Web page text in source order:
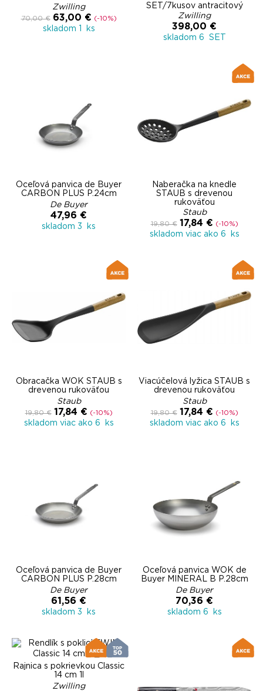
Zwilling
70,00 € 63,00 € (-10%)
skladom 1 ks
SET/7kusov antracitový
Zwilling
398,00 €
skladom 6 SET
Oceľová panvica de Buyer
CARBON PLUS P.24cm
De Buyer
47,96 €
skladom 3 ks
Naberačka na knedle
STAUB s drevenou
rukoväťou
Staub
19,80 € 17,84 € (-10%)
skladom viac ako 6 ks
Obracačka WOK STAUB s
drevenou rukoväťou
Staub
19,80 € 17,84 € (-10%)
skladom viac ako 6 ks
Viacúčelová lyžica STAUB s
drevenou rukoväťou
Staub
19,80 € 17,84 € (-10%)
skladom viac ako 6 ks
Oceľová panvica de Buyer
CARBON PLUS P.28cm
De Buyer
61,56 €
skladom 3 ks
Oceľová panvica WOK de
Buyer MINERAL B P.28cm
De Buyer
70,36 €
skladom 6 ks
Rajnica s pokrievkou Classic
14 cm 1l
Zwilling